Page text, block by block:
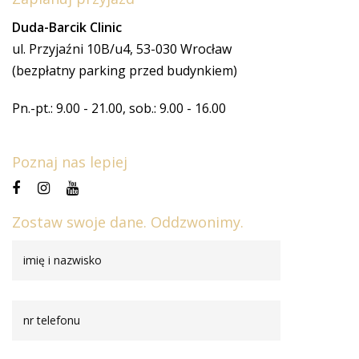
Duda-Barcik Clinic
ul. Przyjaźni 10B/u4, 53-030 Wrocław
(bezpłatny parking przed budynkiem)
Pn.-pt.: 9.00 - 21.00, sob.: 9.00 - 16.00
Poznaj nas lepiej
Zostaw swoje dane. Oddzwonimy.